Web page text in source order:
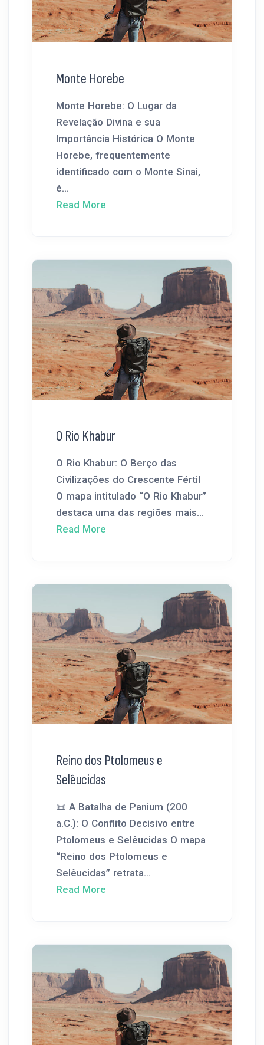
Monte Horebe
Monte Horebe: O Lugar da
Revelação Divina e sua
Importância Histórica O Monte
Horebe, frequentemente
identificado com o Monte Sinai,
é...
Read More
O Rio Khabur
O Rio Khabur: O Berço das
Civilizações do Crescente Fértil
O mapa intitulado “O Rio Khabur”
destaca uma das regiões mais...
Read More
Reino dos Ptolomeus e
Selêucidas
📜 A Batalha de Panium (200
a.C.): O Conflito Decisivo entre
Ptolomeus e Selêucidas O mapa
“Reino dos Ptolomeus e
Selêucidas” retrata...
Read More